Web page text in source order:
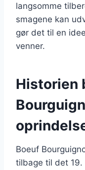
langsomme
smagene kan
gør det til en
venner.
Historien
Boeuf
tilbage til det